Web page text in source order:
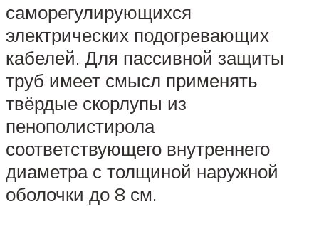
саморегулирующихся
электрических подогревающих
кабелей. Для пассивной защиты
труб имеет смысл применять
твёрдые скорлупы из
пенополистирола
соответствующего внутреннего
диаметра с толщиной наружной
оболочки до 8 см.